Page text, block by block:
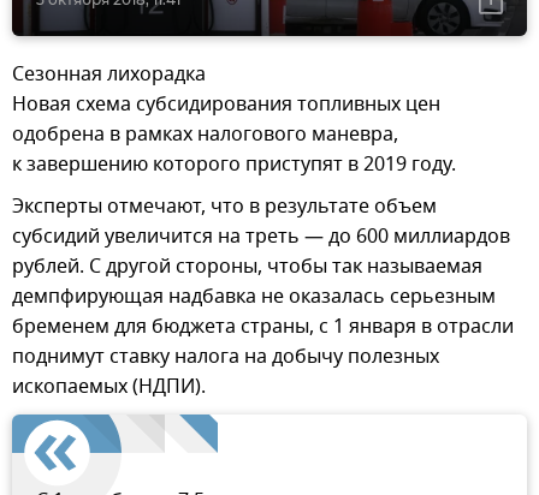
Сезонная лихорадка
Новая схема субсидирования топливных цен
одобрена в рамках налогового маневра,
к завершению которого приступят в 2019 году.
Эксперты отмечают, что в результате объем
субсидий увеличится на треть — до 600 миллиардов
рублей. С другой стороны, чтобы так называемая
демпфирующая надбавка не оказалась серьезным
бременем для бюджета страны, с 1 января в отрасли
поднимут ставку налога на добычу полезных
ископаемых (НДПИ).